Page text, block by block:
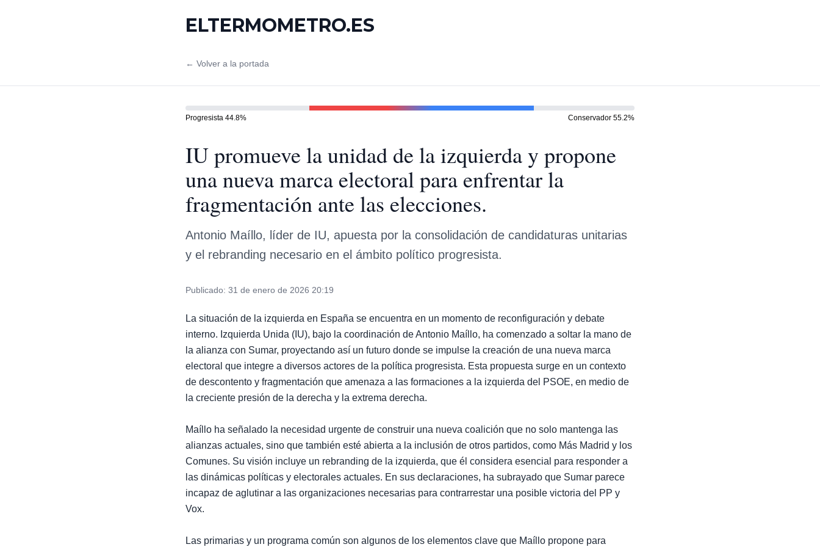
ELTERMOMETRO.ES
← Volver a la portada
Progresista 44.8% Conservador 55.2%
IU promueve la unidad de la izquierda y propone
una nueva marca electoral para enfrentar la
fragmentación ante las elecciones.
Antonio Maíllo, líder de IU, apuesta por la consolidación de candidaturas unitarias
y el rebranding necesario en el ámbito político progresista.
Publicado: 31 de enero de 2026 20:19
La situación de la izquierda en España se encuentra en un momento de reconfiguración y debate
interno. Izquierda Unida (IU), bajo la coordinación de Antonio Maíllo, ha comenzado a soltar la mano de
la alianza con Sumar, proyectando así un futuro donde se impulse la creación de una nueva marca
electoral que integre a diversos actores de la política progresista. Esta propuesta surge en un contexto
de descontento y fragmentación que amenaza a las formaciones a la izquierda del PSOE, en medio de
la creciente presión de la derecha y la extrema derecha.
Maíllo ha señalado la necesidad urgente de construir una nueva coalición que no solo mantenga las
alianzas actuales, sino que también esté abierta a la inclusión de otros partidos, como Más Madrid y los
Comunes. Su visión incluye un rebranding de la izquierda, que él considera esencial para responder a
las dinámicas políticas y electorales actuales. En sus declaraciones, ha subrayado que Sumar parece
incapaz de aglutinar a las organizaciones necesarias para contrarrestar una posible victoria del PP y
Vox.
Las primarias y un programa común son algunos de los elementos clave que Maíllo propone para